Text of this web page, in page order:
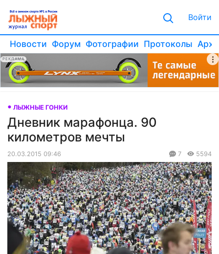
Войти
Новости Форум Фотографии Протоколы
РЕКЛАМА
ЛЫЖНЫЕ ГОНКИ
Дневник марафонца. 90
километров мечты
20.03.2015 09:46 7 5594